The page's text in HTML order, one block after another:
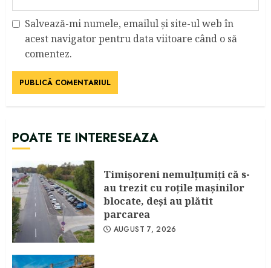
Salvează-mi numele, emailul și site-ul web în
acest navigator pentru data viitoare când o să
comentez.
POATE TE INTERESEAZA
Timişoreni nemulţumiţi că s-
au trezit cu roţile maşinilor
blocate, deşi au plătit
parcarea
AUGUST 7, 2026